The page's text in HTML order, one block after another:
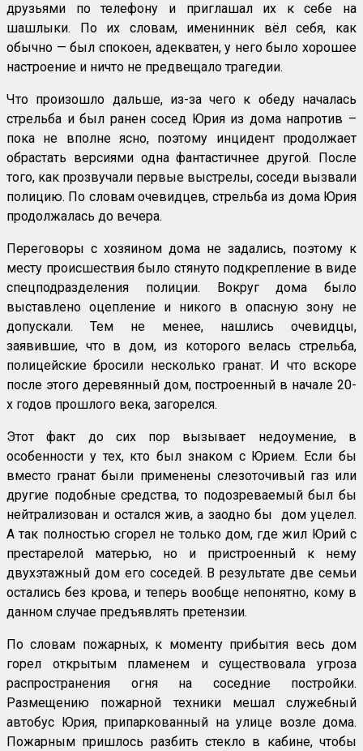
друзьями по телефону и приглашал их к себе на
шашлыки. По их словам, именинник вёл себя, как
обычно — был спокоен, адекватен, у него было хорошее
настроение и ничто не предвещало трагедии.
Что произошло дальше, из-за чего к обеду началась
стрельба и был ранен сосед Юрия из дома напротив –
пока не вполне ясно, поэтому инцидент продолжает
обрастать версиями одна фантастичнее другой. После
того, как прозвучали первые выстрелы, соседи вызвали
полицию. По словам очевидцев, стрельба из дома Юрия
продолжалась до вечера.
Переговоры с хозяином дома не задались, поэтому к
месту происшествия было стянуто подкрепление в виде
спецподразделения полиции. Вокруг дома было
выставлено оцепление и никого в опасную зону не
допускали. Тем не менее, нашлись очевидцы,
заявившие, что в дом, из которого велась стрельба,
полицейские бросили несколько гранат. И что вскоре
после этого деревянный дом, построенный в начале 20-
х годов прошлого века, загорелся.
Этот факт до сих пор вызывает недоумение, в
особенности у тех, кто был знаком с Юрием. Если бы
вместо гранат были применены слезоточивый газ или
другие подобные средства, то подозреваемый был бы
нейтрализован и остался жив, а заодно бы дом уцелел.
А так полностью сгорел не только дом, где жил Юрий с
престарелой матерью, но и пристроенный к нему
двухэтажный дом его соседей. В результате две семьи
остались без крова, и теперь вообще непонятно, кому в
данном случае предъявлять претензии.
По словам пожарных, к моменту прибытия весь дом
горел открытым пламенем и существовала угроза
распространения огня на соседние постройки.
Размещению пожарной техники мешал служебный
автобус Юрия, припаркованный на улице возле дома.
Пожарным пришлось разбить стекло в кабине, чтобы